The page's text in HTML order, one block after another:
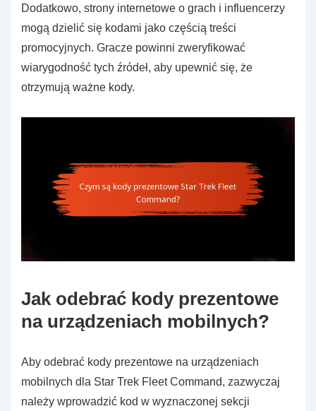
Dodatkowo, strony internetowe o grach i influencerzy
mogą dzielić się kodami jako częścią treści
promocyjnych. Gracze powinni zweryfikować
wiarygodność tych źródeł, aby upewnić się, że
otrzymują ważne kody.
Jak odebrać kody prezentowe
na urządzeniach mobilnych?
Aby odebrać kody prezentowe na urządzeniach
mobilnych dla Star Trek Fleet Command, zazwyczaj
należy wprowadzić kod w wyznaczonej sekcji